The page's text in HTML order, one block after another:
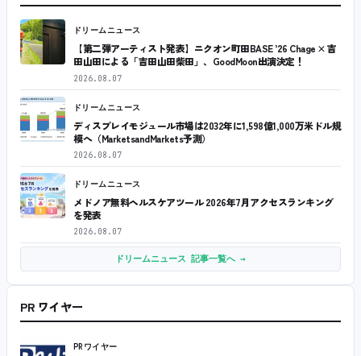
ドリームニュース
【第二弾アーティスト発表】ニクオン町田BASE ’26 Chage × 吉
田山田による「吉田山田柴田」、GoodMoon出演決定！
2026.08.07
ドリームニュース
ディスプレイモジュール市場は2032年に1,598億1,000万米ドル規
模へ（MarketsandMarkets予測）
2026.08.07
ドリームニュース
メドノア無料ヘルスケアツール 2026年7月アクセスランキング
を発表
2026.08.07
ドリームニュース 記事一覧へ →
PR ワイヤー
PRワイヤー